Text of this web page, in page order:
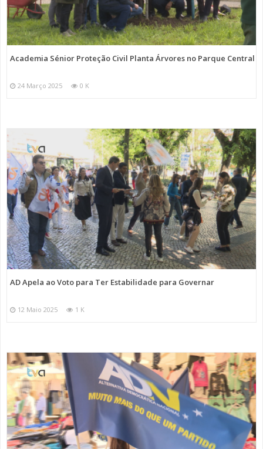
Academia Sénior Proteção Civil Planta Árvores no Parque Central
24 Março 2025 0 K
AD Apela ao Voto para Ter Estabilidade para Governar
12 Maio 2025 1 K